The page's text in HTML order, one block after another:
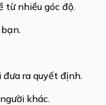
từ nhiều góc độ.
đưa ra quyết định.
khác.